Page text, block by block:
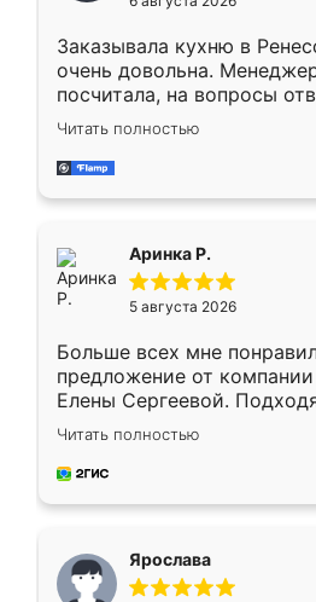
мебели буду заказывать
Заказывала кухню в
очень довольна.
посчитала, на вопросы
Замерщик приехал в
делу со всей
за день, ребята работали
Читать полностью
Аринка Р.
5 августа 2026
Больше всех мне
предложение от компании
Елены Сергеевой.
короткие сроки
для замера сотрудник
предложил по моему
Читать полностью
Ярослава